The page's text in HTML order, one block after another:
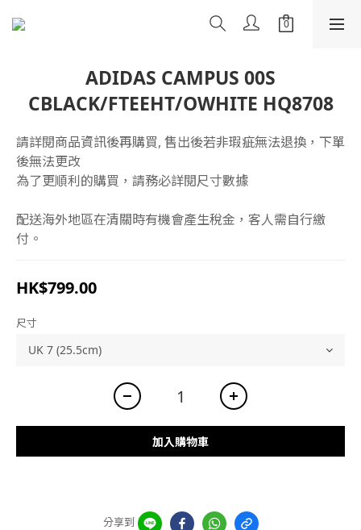
ADIDAS CAMPUS 00S
CBLACK/FTEEHT/OWHITE HQ8708
請詳閱商品資訊後再購買, 售出後若非瑕疵無法退換，下單
後無法更改
為了更順利的購買，請務必詳閱尺寸數據
配送海外地區在清關時有機會產生稅金，客人需自行繳
付。
HK$799.00
尺寸
加入購物車
分享到